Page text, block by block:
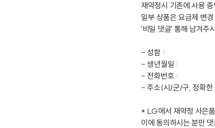
재약정시 기존에 사용
일부 상품은 요금제 변
'비밀 댓글' 통해 남겨주
- 성함 :
- 생년월일 :
- 전화번호 :
- 주소(시/군/구, 정확한
* LG에서 재약정 사은
이에 동의하시는 분만